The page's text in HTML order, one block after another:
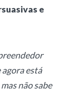
e
está
não sabe